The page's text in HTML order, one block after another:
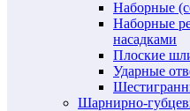
Наборные
Наборные
насадками
Плоские
Ударные
Шарнирно-